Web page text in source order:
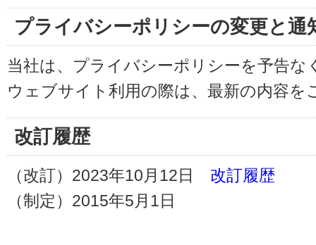
プライバシーポリシーの変更と通
当社は、プライバシーポリシーを予告
ウェブサイト利用の際は、最新の内容を
改訂履歴
（改訂）2023年10月12日 改訂履歴
（制定）2015年5月1日